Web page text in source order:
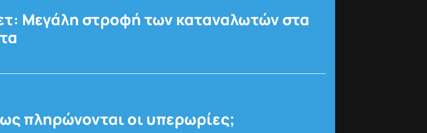
Μεγάλη στροφή των καταναλωτών στα
πληρώνονται οι υπερωρίες;